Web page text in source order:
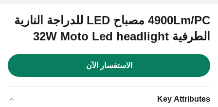
4900Lm/PC مصباح LED للدراجة النارية
الطرفية 32W Moto Led headlight
الاستفسار الآن
Key Attributes